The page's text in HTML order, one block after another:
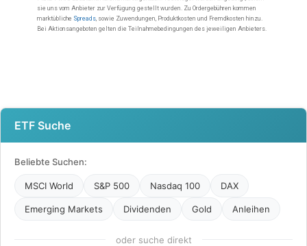
ETF Suche
Beliebte Suchen:
MSCI World S&P 500 Nasdaq 100 DAX
Emerging Markets Dividenden Gold Anleihen
oder suche direkt